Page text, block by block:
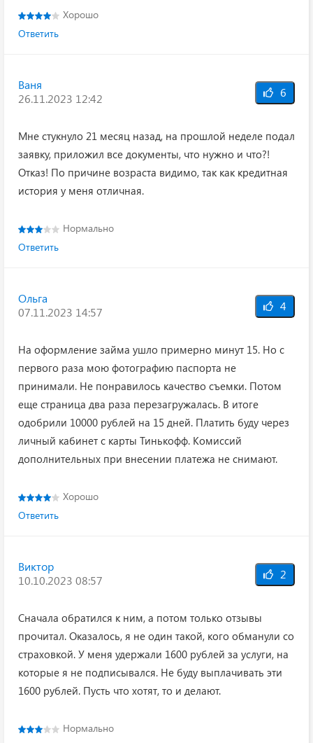
Хорошо
Ответить
Ваня
26.11.2023 12:42
6
Мне стукнуло 21 месяц назад, на прошлой неделе подал
заявку, приложил все документы, что нужно и что?!
Отказ! По причине возраста видимо, так как кредитная
история у меня отличная.
Нормально
Ответить
Ольга
07.11.2023 14:57
4
На оформление займа ушло примерно минут 15. Но с
первого раза мою фотографию паспорта не
принимали. Не понравилось качество съемки. Потом
еще страница два раза перезагружалась. В итоге
одобрили 10000 рублей на 15 дней. Платить буду через
личный кабинет с карты Тинькофф. Комиссий
дополнительных при внесении платежа не снимают.
Хорошо
Ответить
Виктор
10.10.2023 08:57
2
Сначала обратился к ним, а потом только отзывы
прочитал. Оказалось, я не один такой, кого обманули со
страховкой. У меня удержали 1600 рублей за услуги, на
которые я не подписывался. Не буду выплачивать эти
1600 рублей. Пусть что хотят, то и делают.
Нормально